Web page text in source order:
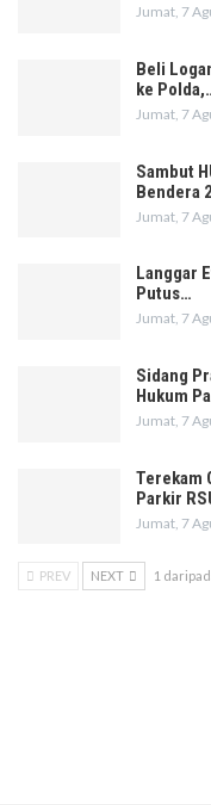
Jumat, 7
Beli
ke
Jumat, 7
Sambut
Bendera
Jumat, 7
Langgar
Putus…
Jumat, 7
Sidang
Hukum
Jumat, 7
Terekam
Parkir
Jumat, 7
PREV NEXT 1